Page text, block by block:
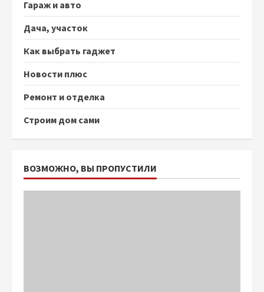
Гараж и авто
Дача, участок
Как выбрать гаджет
Новости плюс
Ремонт и отделка
Строим дом сами
ВОЗМОЖНО, ВЫ ПРОПУСТИЛИ